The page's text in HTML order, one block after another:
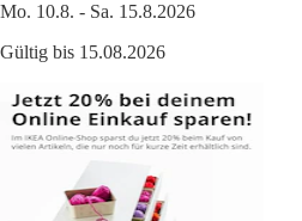
Mo. 10.8. - Sa. 15.8.2026
Gültig bis 15.08.2026